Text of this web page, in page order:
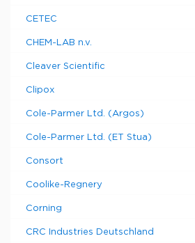
CETEC
CHEM-LAB n.v.
Cleaver Scientific
Clipox
Cole-Parmer Ltd. (Argos)
Cole-Parmer Ltd. (ET Stua)
Consort
Coolike-Regnery
Corning
CRC Industries Deutschland